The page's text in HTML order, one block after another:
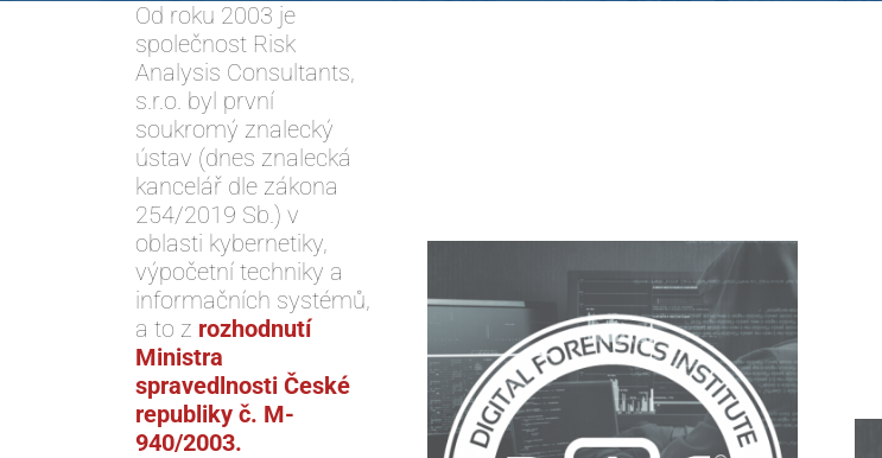
Od roku 2003 je
společnost Risk
Analysis Consultants,
s.r.o. byl první
soukromý znalecký
ústav (dnes znalecká
kancelář dle zákona
254/2019 Sb.) v
oblasti kybernetiky,
výpočetní techniky a
informačních systémů,
a to z rozhodnutí
Ministra
spravedlnosti České
republiky č. M-
940/2003.